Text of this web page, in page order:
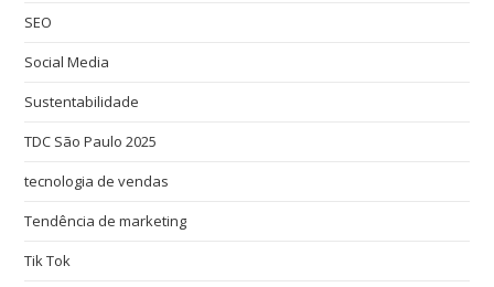
SEO
Social Media
Sustentabilidade
TDC São Paulo 2025
tecnologia de vendas
Tendência de marketing
Tik Tok